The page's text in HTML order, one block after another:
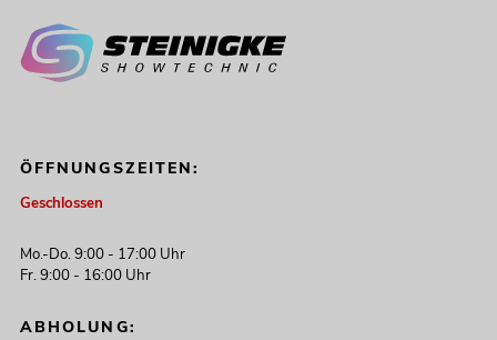
ÖFFNUNGSZEITEN:
Geschlossen
Mo.-Do. 9:00 - 17:00 Uhr
Fr. 9:00 - 16:00 Uhr
ABHOLUNG: